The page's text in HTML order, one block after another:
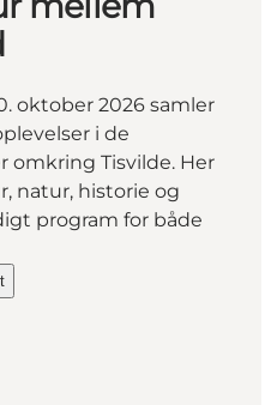
oktober 2026 samler
i de
omkring Tisvilde. Her
natur, historie og
program for både
Tisvildeleje - Kunst og
i Tisvildeleje - Kunst og kultur